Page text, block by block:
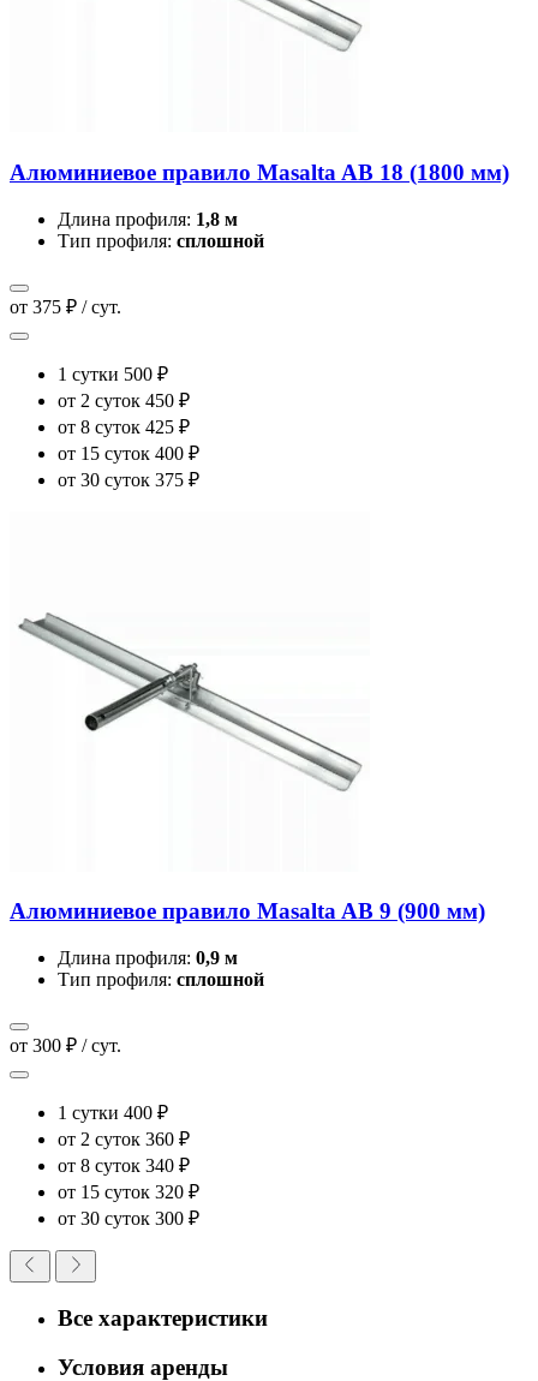
Алюминиевое правило Masalta AB 18 (1800 мм)
Длина профиля: 1,8 м
Тип профиля: сплошной
от 375 ₽ / сут.
1 сутки 500 ₽
от 2 суток 450 ₽
от 8 суток 425 ₽
от 15 суток 400 ₽
от 30 суток 375 ₽
Алюминиевое правило Masalta AB 9 (900 мм)
Длина профиля: 0,9 м
Тип профиля: сплошной
от 300 ₽ / сут.
1 сутки 400 ₽
от 2 суток 360 ₽
от 8 суток 340 ₽
от 15 суток 320 ₽
от 30 суток 300 ₽
Все характеристики
Условия аренды